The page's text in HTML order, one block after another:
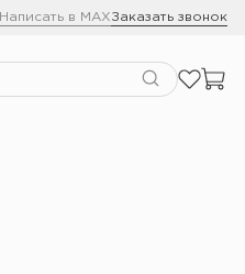
Написать в MAXЗаказать звонок